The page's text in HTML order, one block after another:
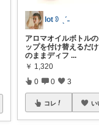
lot 𖠗 ˎˊ˗
アロマオイルボトル
ップを付け替えるだ
のままディフ ...
￥ 1,320
0 0 3
コレ い